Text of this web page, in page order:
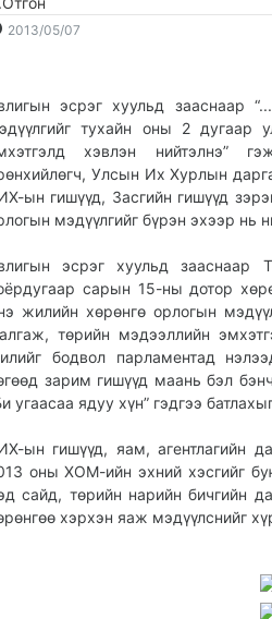
2013/05/07
19:14:09
15:35:37
эсрэг хуульд зааснаар
тухайн оны 2 дугаар
хэвлэн нийтэлнэ”
Улсын Их Хурлын
ын гишүүд, Засгийн гишүүд
мэдүүлгийг бүрэн эхээр нь
эсрэг хуульд зааснаар
сарын 15-ны дотор
жилийн хөрөнгө орлогын
төрийн мэдээллийн
бодвол парламентад
зарим гишүүд маань бэл
угаасаа ядуу хүн” гэдгээ
ын гишүүд, яам, агентлагийн
оны ХОМ-ийн эхний хэсгийг
сайд, төрийн нарийн бичгийн
хэрхэн яаж мэдүүлснийг